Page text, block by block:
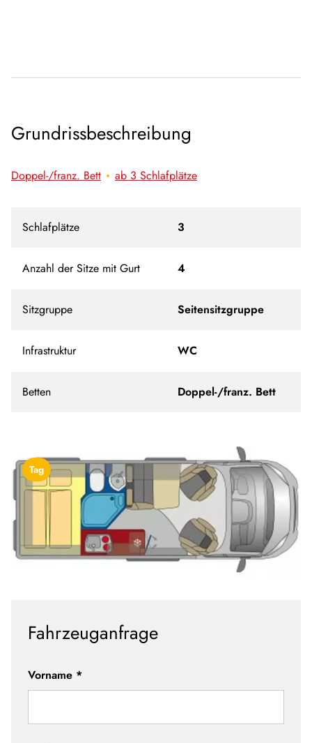
Grundrissbeschreibung
Doppel-/franz. Bett ab 3 Schlafplätze
Schlafplätze 3
Anzahl der Sitze mit Gurt 4
Sitzgruppe Seitensitzgruppe
Infrastruktur WC
Betten Doppel-/franz. Bett
Tag
Fahrzeuganfrage
Vorname *